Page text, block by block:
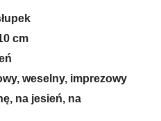
cm
weselny, imprezowy
na jesień, na